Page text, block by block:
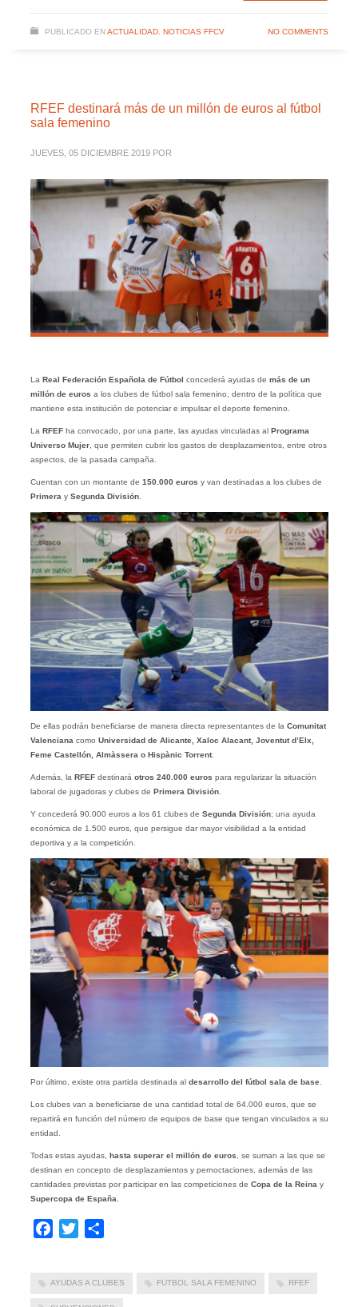
PUBLICADO EN ACTUALIDAD, NOTICIAS FFCV NO COMMENTS
RFEF destinará más de un millón de euros al fútbol
sala femenino
JUEVES, 05 DICIEMBRE 2019 POR
La Real Federación Española de Fútbol concederá ayudas de más de un
millón de euros a los clubes de fútbol sala femenino, dentro de la política que
mantiene esta institución de potenciar e impulsar el deporte femenino.
La RFEFha convocado, por una parte, las ayudas vinculadas al Programa
Universo Mujer, que permiten cubrir los gastos de desplazamientos, entre otros
aspectos, de la pasada campaña.
Cuentan con un montante de 150.000 euros y van destinadas a los clubes de
Primera y Segunda División.
De ellas podrán beneficiarse de manera directa representantes de la Comunitat
Valenciana como Universidad de Alicante, Xaloc Alacant, Joventut d’Elx,
Feme Castellón, Almàssera o Hispànic Torrent.
Además, la RFEFdestinará otros 240.000 euros para regularizar la situación
laboral de jugadoras y clubes de Primera División.
Y concederá 90.000 euros a los 61 clubes de Segunda División; una ayuda
económica de 1.500 euros, que persigue dar mayor visibilidad a la entidad
deportiva y a la competición.
Por último, existe otra partida destinada al desarrollo del fútbol sala de base.
Los clubes van a beneficiarse de una cantidad total de 64.000 euros, que se
repartirá en función del número de equipos de base que tengan vinculados a su
entidad.
Todas estas ayudas, hasta superar el millón de euros, se suman a las que se
destinan en concepto de desplazamientos y pernoctaciones, además de las
cantidades previstas por participar en las competiciones de Copa de la Reinay
Supercopa de España.
Facebook
Twitter
AYUDAS A CLUBES FUTBOL SALA FEMENINO RFEF